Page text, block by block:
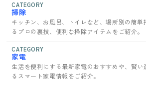
CATEGORY
掃除
キッチン、お風呂、トイレなど、場所別の簡単
るプロの裏技、便利な掃除アイテムをご紹介。
CATEGORY
家電
生活を便利にする最新家電のおすすめや、賢
るスマート家電情報をご紹介。